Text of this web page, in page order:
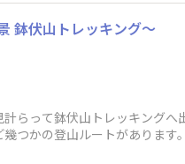
鉢伏山トレッキング～
らって鉢伏山トレッキングへ
つかの登山ルートがありま